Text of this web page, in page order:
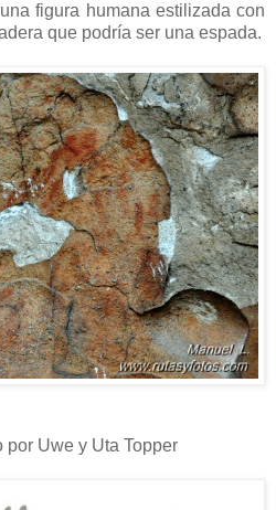
figura humana estilizada con
que podría ser una espada.
Uwe y Uta Topper